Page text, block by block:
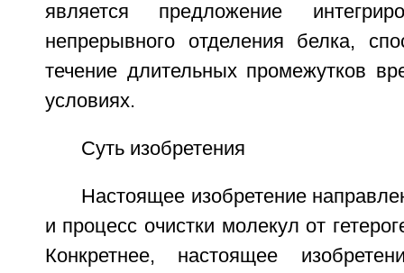
является предложение
непрерывного отделения белка,
течение длительных промежутков
условиях.
Суть изобретения
Настоящее изобретение
и процесс очистки молекул от
Конкретнее, настоящее